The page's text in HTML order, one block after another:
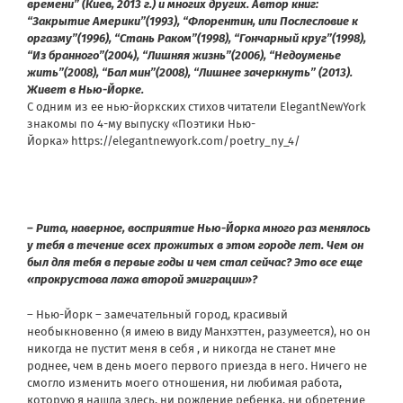
времени” (Киев, 2013 г.) и многих других. Автор книг:
“Закрытие Америки”(1993), “Флорентин, или Послесловие к
оргазму”(1996), “Стань Раком”(1998), “Гончарный круг”(1998),
“Из бранного”(2004), “Лишняя жизнь”(2006), “Недоуменье
жить”(2008), “Бал мин”(2008), “Лишнее зачеркнуть” (2013).
Живет в Нью-Йорке.
С одним из ее нью-йоркских стихов читатели ElegantNewYork
знакомы по 4-му выпуску «Поэтики Нью-
Йорка» https://elegantnewyork.com/poetry_ny_4/
– Рита, наверное, восприятие Нью-Йорка много раз менялось
у тебя в течение всех прожитых в этом городе лет. Чем он
был для тебя в первые годы и чем стал сейчас? Это все еще
«прокрустова лажа второй эмиграции»?
– Нью-Йорк – замечательный город, красивый
необыкновенно (я имею в виду Манхэттен, разумеется), но он
никогда не пустит меня в себя , и никогда не станет мне
роднее, чем в день моего первого приезда в него. Ничего не
смогло изменить моего отношения, ни любимая работа,
которую я нашла здесь, ни рождение ребенка, ни обретение